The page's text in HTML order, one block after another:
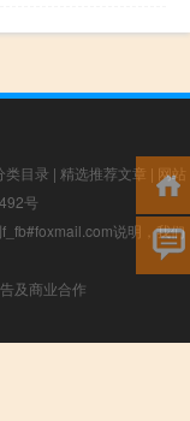
类目录 | 精选推荐文章 | 网站
号
说明，我们
及商业合作